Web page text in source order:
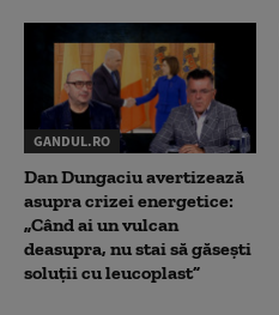
GANDUL.RO
Dan Dungaciu avertizează
asupra crizei energetice:
„Când ai un vulcan
deasupra, nu stai să găsești
soluții cu leucoplast”